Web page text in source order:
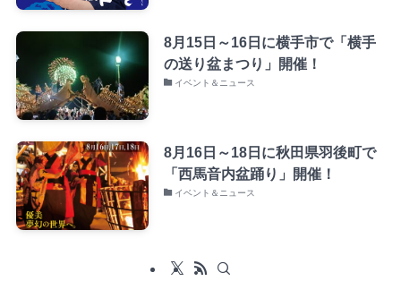
8月15日～16日に横手市で「横手
の送り盆まつり」開催！
イベント＆ニュース
8月16日～18日に秋田県羽後町で
「西馬音内盆踊り」開催！
イベント＆ニュース